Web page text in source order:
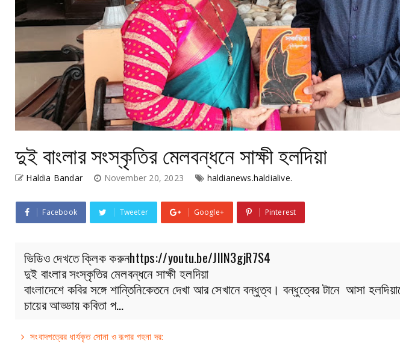
দুই বাংলার সংস্কৃতির মেলবন্ধনে সাক্ষী হলদিয়া
Haldia Bandar November 20, 2023 haldianews.haldialive.
Facebook Tweeter Google+ Pinterest
ভিডিও দেখতে ক্লিক করুনhttps://youtu.be/JIIN3gjR7S4
দুই বাংলার সংস্কৃতির মেলবন্ধনে সাক্ষী হলদিয়া
বাংলাদেশে কবির সঙ্গে শান্তিনিকেতনে দেখা আর সেখানে বন্ধুত্ব। বন্ধুত্বের টানে আসা
চায়ের আড্ডায় কবিতা প…
সংবাদপত্রের ধার্যকৃত সোনা ও রূপার গহনা দর: